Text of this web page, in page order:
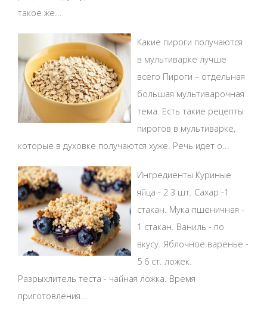
такое же...
Какие пироги получаются
в мультиварке лучше
всего Пироги – отдельная
большая мультиварочная
тема. Есть такие рецепты
пирогов в мультиварке,
которые в духовке получаются хуже. Речь идет о...
Ингредиенты Куриные
яйца - 2 3 шт. Сахар -1
стакан. Мука пшеничная -
1 стакан. Ваниль - по
вкусу. Яблочное варенье -
5 6 ст. ложек.
Разрыхлитель теста - чайная ложка. Время
приготовления...